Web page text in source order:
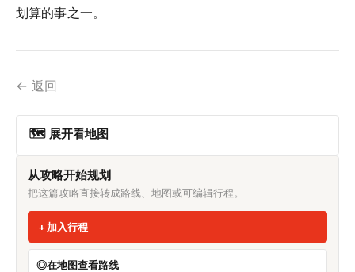
划算的事之一。
← 返回
🗺 展开看地图
从攻略开始规划
把这篇攻略直接转成路线、地图或可编辑行程。
加入行程
在地图查看路线